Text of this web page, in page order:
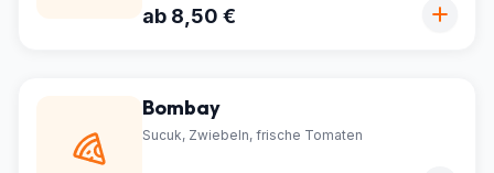
ab 8,50 €
Bombay
Sucuk, Zwiebeln, frische Tomaten